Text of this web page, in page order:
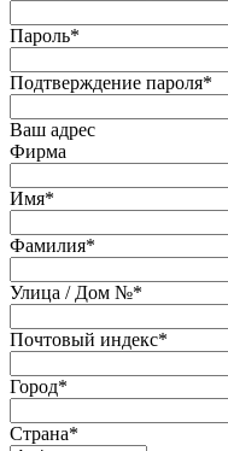
Пароль*
Подтверждение пароля*
Ваш адрес
Фирма
Имя*
Фамилия*
Улица / Дом №*
Почтовый индекс*
Город*
Страна*